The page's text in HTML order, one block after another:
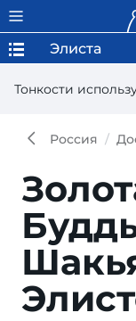
Тонкости
Элиста
Россия